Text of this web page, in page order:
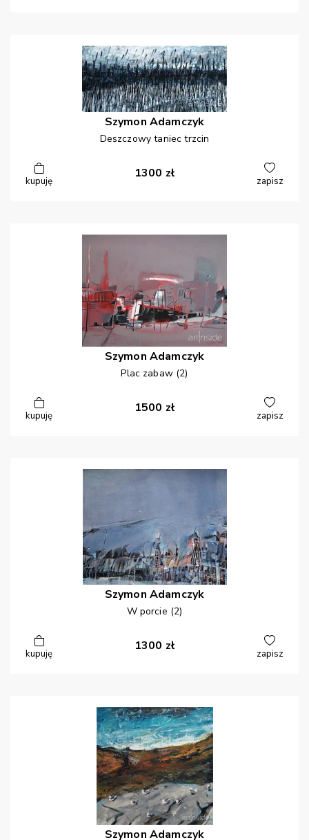
Szymon Adamczyk
Deszczowy taniec trzcin
kupuję
1300 zł
zapisz
Szymon Adamczyk
Plac zabaw (2)
kupuję
1500 zł
zapisz
Szymon Adamczyk
W porcie (2)
kupuję
1300 zł
zapisz
Szymon Adamczyk